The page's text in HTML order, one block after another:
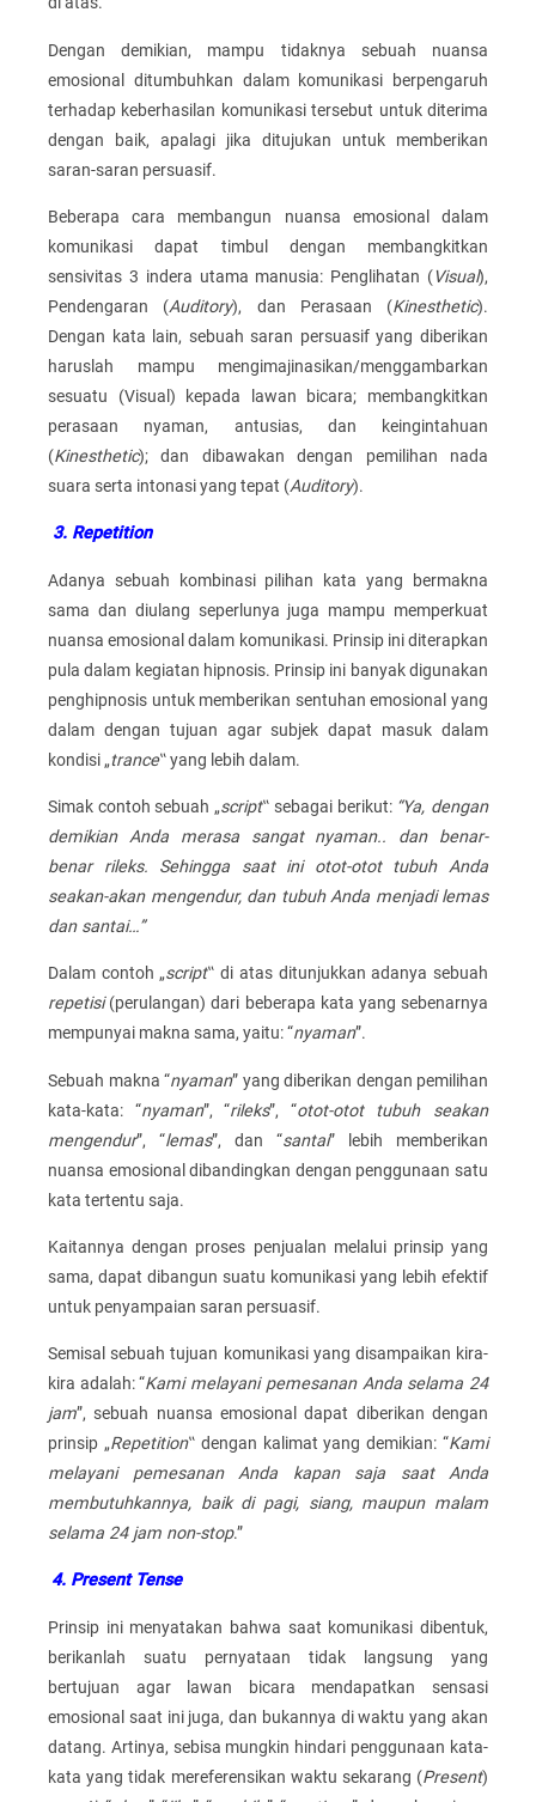
Dengan demikian, mampu tidaknya sebuah nuansa
emosional ditumbuhkan dalam komunikasi berpengaruh
terhadap keberhasilan komunikasi tersebut untuk diterima
dengan baik, apalagi jika ditujukan untuk memberikan
saran-saran persuasif.
Beberapa cara membangun nuansa emosional dalam
komunikasi dapat timbul dengan membangkitkan
sensivitas 3 indera utama manusia: Penglihatan (Visual),
Pendengaran (Auditory), dan Perasaan (Kinesthetic).
Dengan kata lain, sebuah saran persuasif yang diberikan
haruslah mampu mengimajinasikan/menggambarkan
sesuatu (Visual) kepada lawan bicara; membangkitkan
perasaan nyaman, antusias, dan keingintahuan
(Kinesthetic); dan dibawakan dengan pemilihan nada
suara serta intonasi yang tepat (Auditory).
3. Repetition
Adanya sebuah kombinasi pilihan kata yang bermakna
sama dan diulang seperlunya juga mampu memperkuat
nuansa emosional dalam komunikasi. Prinsip ini diterapkan
pula dalam kegiatan hipnosis. Prinsip ini banyak digunakan
penghipnosis untuk memberikan sentuhan emosional yang
dalam dengan tujuan agar subjek dapat masuk dalam
kondisi „trance‟ yang lebih dalam.
Simak contoh sebuah „script‟ sebagai berikut: “Ya, dengan
demikian Anda merasa sangat nyaman.. dan benar-
benar rileks. Sehingga saat ini otot-otot tubuh Anda
seakan-akan mengendur, dan tubuh Anda menjadi lemas
dan santai…”
Dalam contoh „script‟ di atas ditunjukkan adanya sebuah
repetisi(perulangan) dari beberapa kata yang sebenarnya
mempunyai makna sama, yaitu: “nyaman”.
Sebuah makna “nyaman” yang diberikan dengan pemilihan
kata-kata: “nyaman”, “rileks”, “otot-otot tubuh seakan
mengendur”, “lemas”, dan “santai” lebih memberikan
nuansa emosional dibandingkan dengan penggunaan satu
kata tertentu saja.
Kaitannya dengan proses penjualan melalui prinsip yang
sama, dapat dibangun suatu komunikasi yang lebih efektif
untuk penyampaian saran persuasif.
Semisal sebuah tujuan komunikasi yang disampaikan kira-
kira adalah: “Kami melayani pemesanan Anda selama 24
jam”, sebuah nuansa emosional dapat diberikan dengan
prinsip „Repetition‟ dengan kalimat yang demikian: “Kami
melayani pemesanan Anda kapan saja saat Anda
membutuhkannya, baik di pagi, siang, maupun malam
selama 24 jam non-stop.”
4. Present Tense
Prinsip ini menyatakan bahwa saat komunikasi dibentuk,
berikanlah suatu pernyataan tidak langsung yang
bertujuan agar lawan bicara mendapatkan sensasi
emosional saat ini juga, dan bukannya di waktu yang akan
datang. Artinya, sebisa mungkin hindari penggunaan kata-
kata yang tidak mereferensikan waktu sekarang (Present)